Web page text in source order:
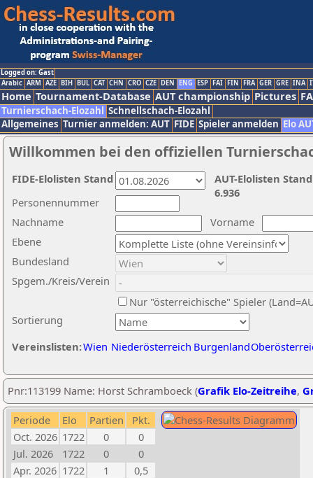
Logged on: Gast
Arabic ARM AZE BIH BUL CAT CHN CRO CZE DEN ENG ESP FAI FIN FRA GER GRE INA
Home Tournament-Database AUT championship Pictures
Turnierschach-Elozahl Schnellschach-Elozahl
Allgemeines Turnier anmelden: AUT FIDE Spieler anmelden Elo
Willkommen bei den offiziellen
Nachname
Vorname
Ebene
Sortierung
Personennummer
Bundesland
Spgem./Kreis/Verein
Nur "österreichische" Spieler
Vereinslisten:Wien Niederösterreich Burgenland
AUT-Elolisten
6.936
FIDE-Elolisten Stand
Pnr:113199 Name: Horst Schramboeck (Grafik Elo-Zeitreihe,
Periode Elo Partien
Pkt.
Oct. 2026 1722 0
0
Jul. 2026
1722 0
0
Apr. 2026 1722 1
0,5